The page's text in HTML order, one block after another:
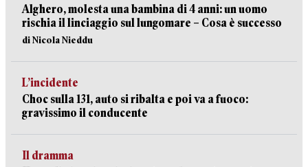
Alghero, molesta una bambina di 4 anni: un uomo
rischia il linciaggio sul lungomare – Cosa è successo
di Nicola Nieddu
L’incidente
Choc sulla 131, auto si ribalta e poi va a fuoco:
gravissimo il conducente
Il dramma